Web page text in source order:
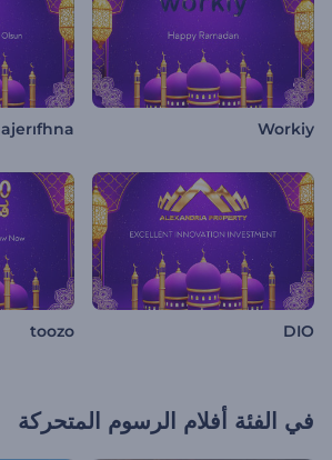
Workiy
ajerıfhna
DIO
toozo
في الفئة أفلام الرسوم المتحركة